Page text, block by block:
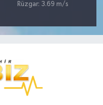
Rüzgar: 3.69 m/s